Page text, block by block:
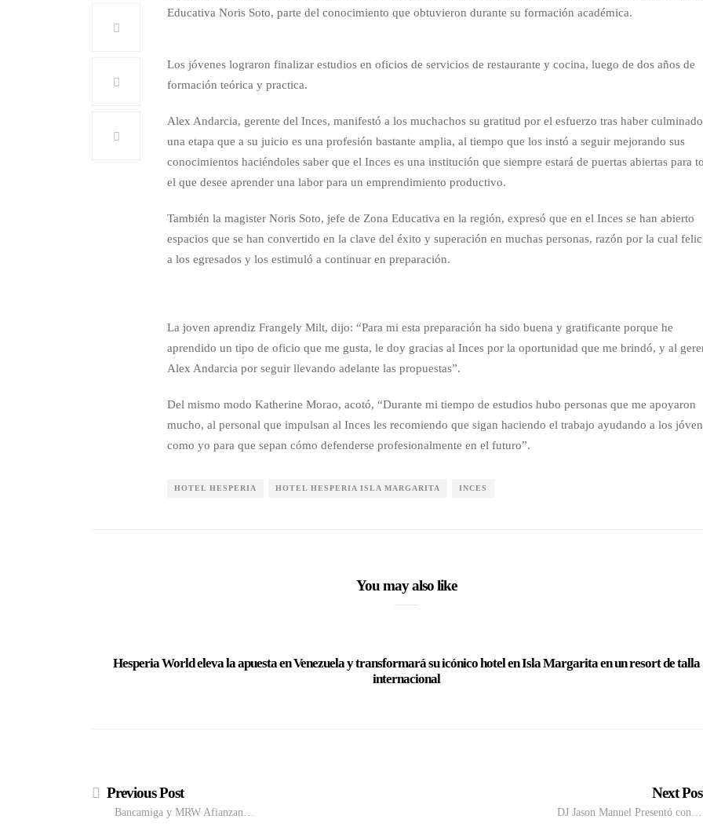
Educativa Noris Soto, parte del conocimiento que obtuvieron durante su formación académica.
Los jóvenes lograron finalizar estudios en oficios de servicios de restaurante y cocina, luego de dos años de
formación teórica y practica.
Alex Andarcia, gerente del Inces, manifestó a los muchachos su gratitud por el esfuerzo tras haber culminado
una etapa que a su juicio es una profesión bastante amplia, al tiempo que los instó a seguir mejorando sus
conocimientos haciéndoles saber que el Inces es una institución que siempre estará de puertas abiertas para
el que desee aprender una labor para un emprendimiento productivo.
También la magister Noris Soto, jefe de Zona Educativa en la región, expresó que en el Inces se han abierto
espacios que se han convertido en la clave del éxito y superación en muchas personas, razón por la cual
a los egresados y los estimuló a continuar en preparación.
La joven aprendiz Frangely Milt, dijo: “Para mi esta preparación ha sido buena y gratificante porque he
aprendido un tipo de oficio que me gusta, le doy gracias al Inces por la oportunidad que me brindó, y al
Alex Andarcia por seguir llevando adelante las propuestas”.
Del mismo modo Katherine Morao, acotó, “Durante mi tiempo de estudios hubo personas que me apoyaron
mucho, al personal que impulsan al Inces les recomiendo que sigan haciendo el trabajo ayudando a los
como yo para que sepan cómo defenderse profesionalmente en el futuro”.
HOTEL HESPERIA HOTEL HESPERIA ISLA MARGARITA INCES
You may also like
Hesperia World eleva la apuesta en Venezuela y transformará su icónico hotel en Isla Margarita en un resort de talla
internacional
Previous Post
Bancamiga y MRW Afianzan…
Next
DJ Jason Manuel Presentó con…